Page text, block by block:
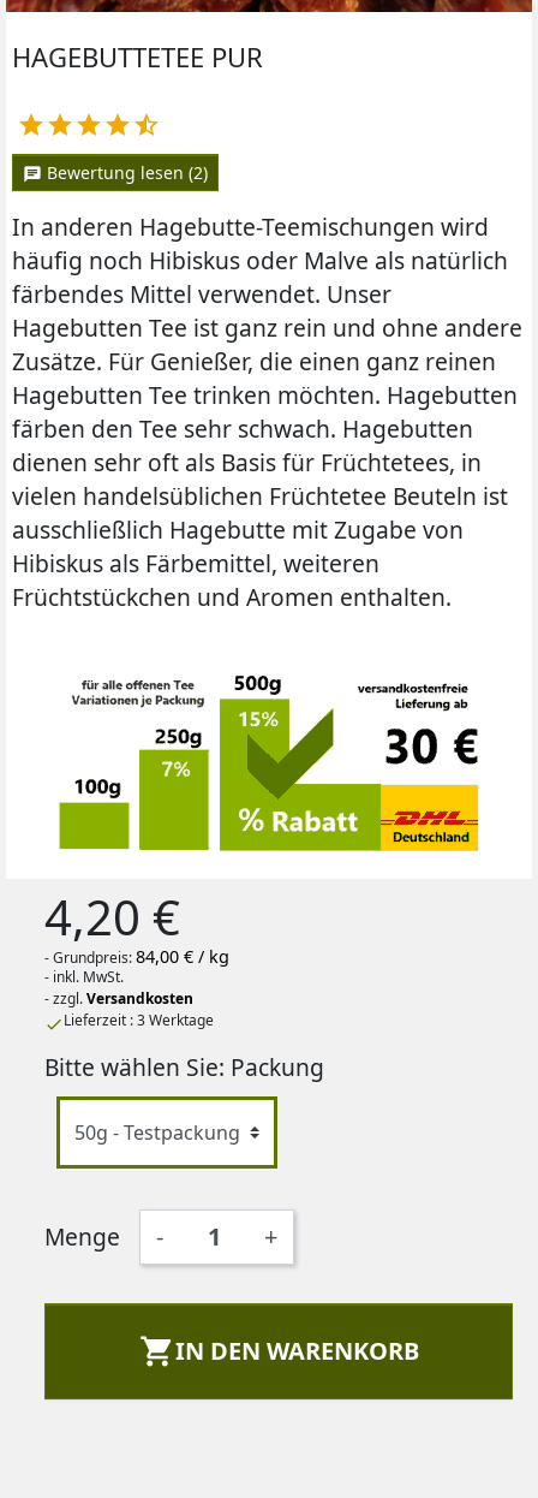
HAGEBUTTETEE PUR

chat Bewertung lesen (2)
In anderen Hagebutte-Teemischungen wird
häufig noch Hibiskus oder Malve als natürlich
färbendes Mittel verwendet. Unser
Hagebutten Tee ist ganz rein und ohne andere
Zusätze. Für Genießer, die einen ganz reinen
Hagebutten Tee trinken möchten. Hagebutten
färben den Tee sehr schwach. Hagebutten
dienen sehr oft als Basis für Früchtetees, in
vielen handelsüblichen Früchtetee Beuteln ist
ausschließlich Hagebutte mit Zugabe von
Hibiskus als Färbemittel, weiteren
Früchtstückchen und Aromen enthalten.
4,20 €
- Grundpreis:84,00 € / kg
- inkl. MwSt.
- zzgl.Versandkosten
Lieferzeit : 3 Werktage
Bitte wählen Sie: Packung
Menge - +
IN DEN WARENKORB